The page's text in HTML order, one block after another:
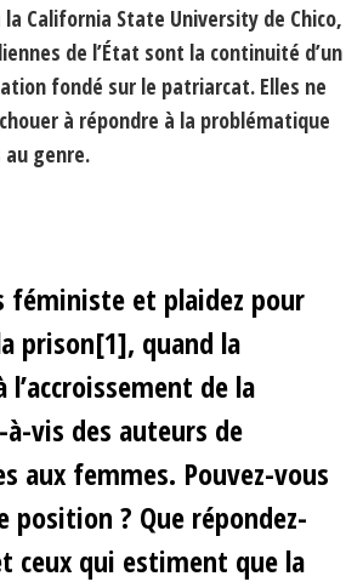
California State University de Chico,
de l’État sont la continuité d’un
fondé sur le patriarcat. Elles ne
à répondre à la problématique
au genre.
féministe et plaidez pour
prison[1], quand la
de la
vis des auteurs de
aux femmes. Pouvez-vous
position ? Que répondez-
ceux qui estiment que la